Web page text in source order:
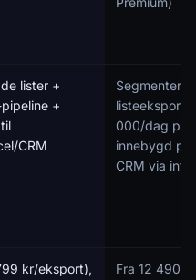
lister +
+
CRM
listeeksport
000/dag på
innebygd
CRM via
kr/eksport),
Fra 12 490